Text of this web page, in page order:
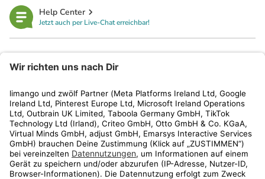
Help Center
Jetzt auch per Live-Chat erreichbar!
Kundenservice
Shop
Aktionen